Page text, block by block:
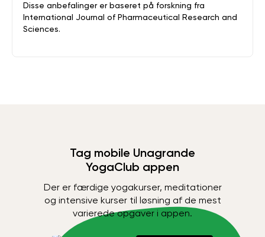
Disse anbefalinger er baseret på forskning fra
International Journal of Pharmaceutical Research and
Sciences.
Tag mobile Unagrande
YogaClub appen
Der er færdige yogakurser, meditationer
og intensive kurser til løsning af de mest
varierede opgaver i appen.